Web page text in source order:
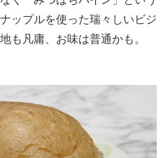
ップルを使った瑞々しいビジ
も凡庸、お味は普通かも。